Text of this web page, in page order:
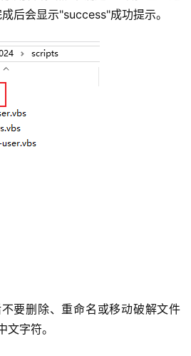
后会显示"success"成功提示。
要删除、重命名或移动破解文件
字符。